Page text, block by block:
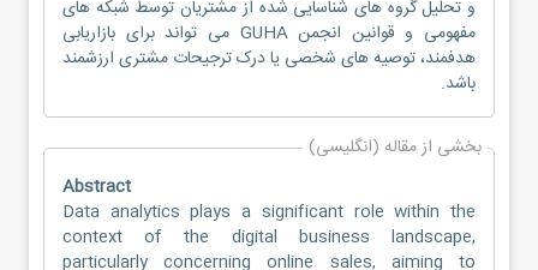
و تحلیل گروه های شناسایی شده از مشتریان توسط شبکه های
مفهومی و قوانین انجمن GUHA می تواند برای بازاریابی
هدفمند، توصیه های شخصی یا درک ترجیحات مشتری ارزشمند
باشد.
بخشی از مقاله (انگلیسی)
Abstract
Data analytics plays a significant role within the
context of the digital business landscape,
particularly concerning online sales, aiming to